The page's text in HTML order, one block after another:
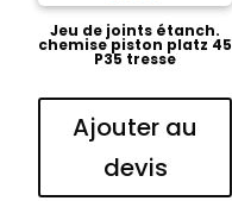
Jeu de joints étanch.
chemise piston platz 45
P35 tresse
Ajouter au
devis